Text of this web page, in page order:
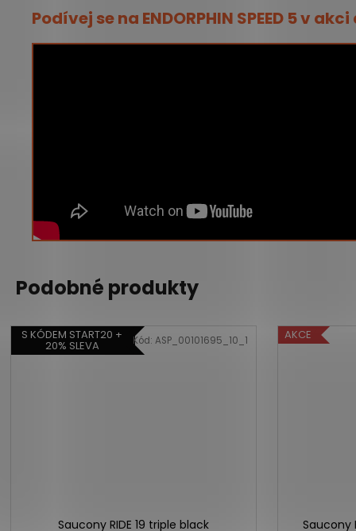
Podívej se na ENDORPHIN SPEED 5 v
Podobné produkty
S KÓDEM START20 +
20% SLEVA
Saucony RIDE 19 triple black
Kód: ASP_00101695_10_1 AKCE
Saucony